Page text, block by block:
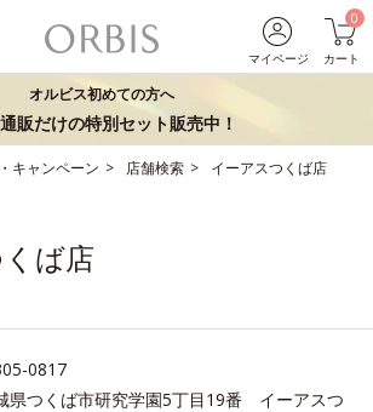
マイページ
0
カート
オルビス初めての方へ
販だけの特別セット販売中！
キャンペーン 店舗検索 イーアスつくば店
ば店
0817
県つくば市研究学園5丁目19番 イーアスつ